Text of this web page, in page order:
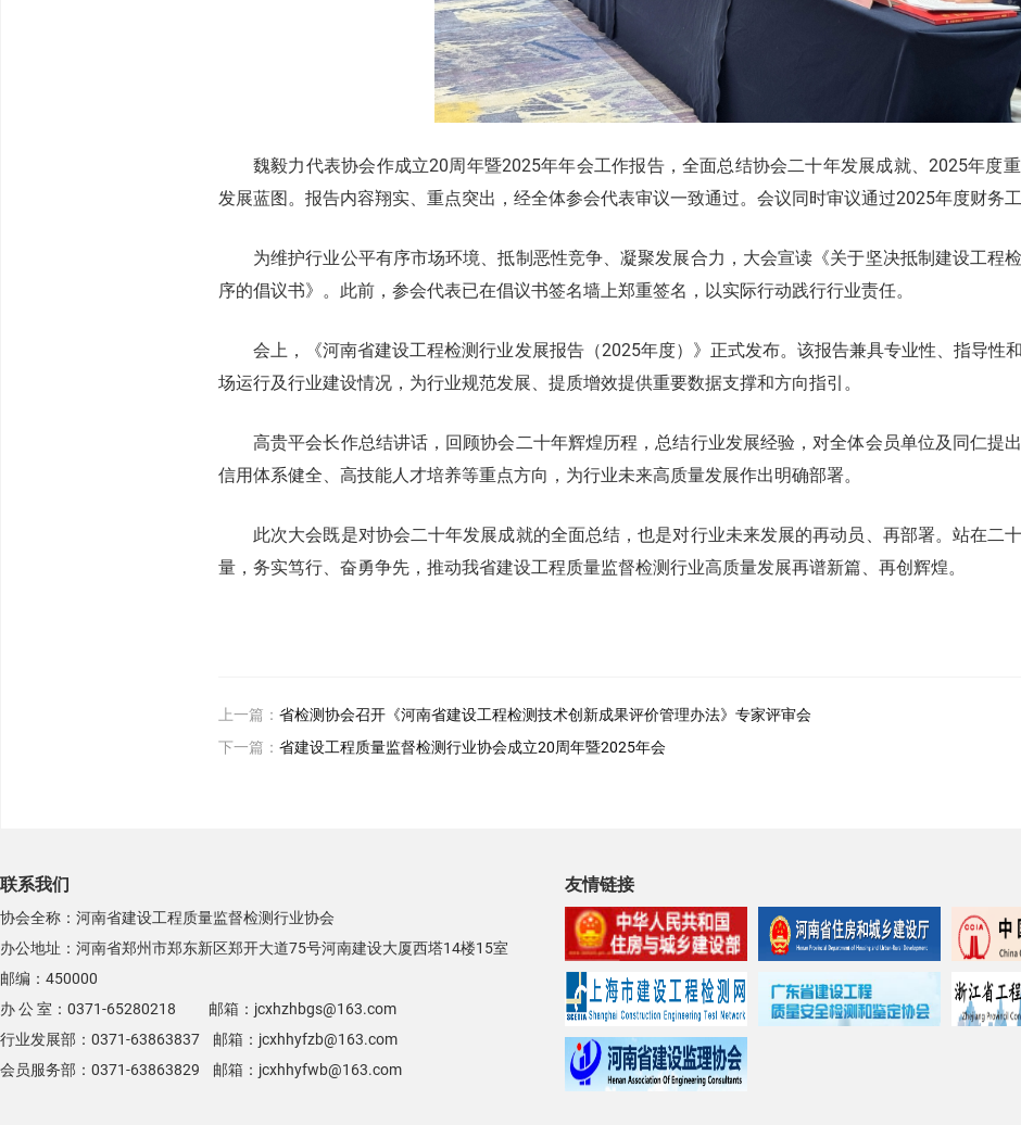
魏毅力代表协会作成立20周年暨2025年年会工作报告，全面总结协会二十年发展成就、2025年度
发展蓝图。报告内容翔实、重点突出，经全体参会代表审议一致通过。会议同时审议通过2025年度财务
为维护行业公平有序市场环境、抵制恶性竞争、凝聚发展合力，大会宣读《关于坚决抵制建设工程
序的倡议书》。此前，参会代表已在倡议书签名墙上郑重签名，以实际行动践行行业责任。
会上，《河南省建设工程检测行业发展报告（2025年度）》正式发布。该报告兼具专业性、指导性
场运行及行业建设情况，为行业规范发展、提质增效提供重要数据支撑和方向指引。
高贵平会长作总结讲话，回顾协会二十年辉煌历程，总结行业发展经验，对全体会员单位及同仁提
信用体系健全、高技能人才培养等重点方向，为行业未来高质量发展作出明确部署。
此次大会既是对协会二十年发展成就的全面总结，也是对行业未来发展的再动员、再部署。站在二
量，务实笃行、奋勇争先，推动我省建设工程质量监督检测行业高质量发展再谱新篇、再创辉煌。
上一篇： 省检测协会召开《河南省建设工程检测技术创新成果评价管理办法》专家评审会
下一篇： 省建设工程质量监督检测行业协会成立20周年暨2025年会
联系我们
协会全称：河南省建设工程质量监督检测行业协会
办公地址：河南省郑州市郑东新区郑开大道75号河南建设大厦西塔14楼15室
邮编：450000
办 公 室：0371-65280218 邮箱：jcxhzhbgs@163.com
行业发展部：0371-63863837 邮箱：jcxhhyfzb@163.com
会员服务部：0371-63863829 邮箱：jcxhhyfwb@163.com
友情链接